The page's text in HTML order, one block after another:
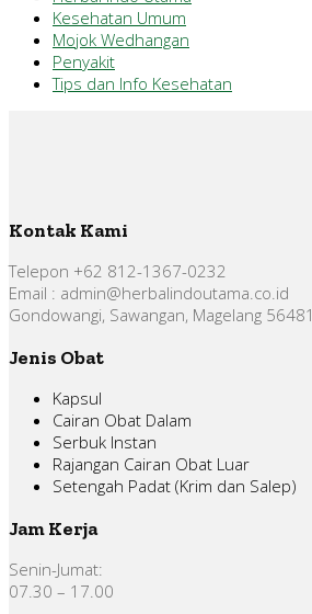
Kesehatan Umum
Mojok Wedhangan
Penyakit
Tips dan Info Kesehatan
Kontak Kami
Telepon +62 812-1367-0232
Email : admin@herbalindoutama.co.id
Gondowangi, Sawangan, Magelang 56481
Jenis Obat
Kapsul
Cairan Obat Dalam
Serbuk Instan
Rajangan Cairan Obat Luar
Setengah Padat (Krim dan Salep)
Jam Kerja
Senin-Jumat:
07.30 – 17.00